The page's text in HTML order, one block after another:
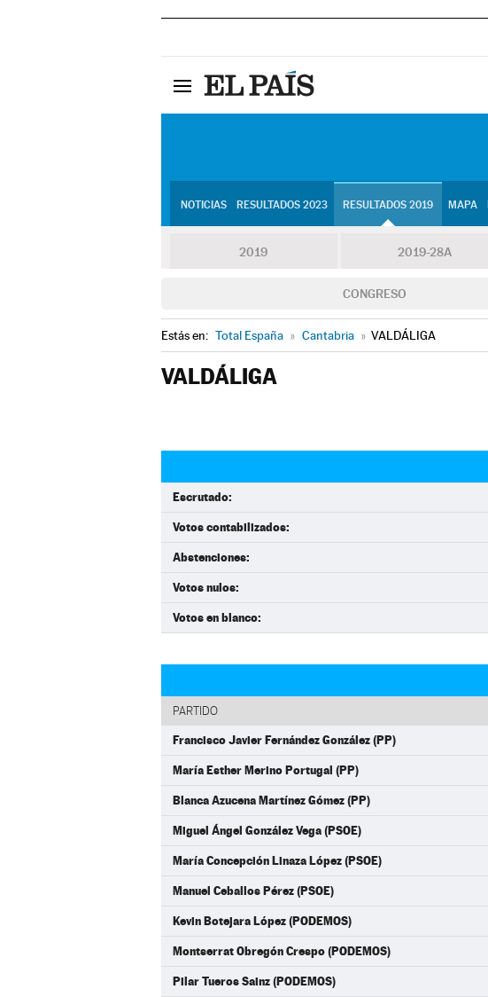
NOTICIAS RESULTADOS 2023 RESULTADOS 2019 MAPA
2019 2019-28A
CONGRESO
Estás en: Total España » Cantabria » VALDÁLIGA
VALDÁLIGA
Escrutado:
Votos contabilizados:
Abstenciones:
Votos nulos:
Votos en blanco:
PARTIDO
Francisco Javier Fernández González (PP)
María Esther Merino Portugal (PP)
Blanca Azucena Martínez Gómez (PP)
Miguel Ángel González Vega (PSOE)
María Concepción Linaza López (PSOE)
Manuel Ceballos Pérez (PSOE)
Kevin Botejara López (PODEMOS)
Montserrat Obregón Crespo (PODEMOS)
Pilar Tueros Sainz (PODEMOS)